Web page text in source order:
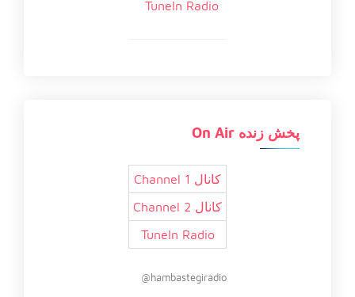
TuneIn Radio
پخش زنده On Air
کانال 1 Channel
کانال 2 Channel
TuneIn Radio
hambastegiradio@